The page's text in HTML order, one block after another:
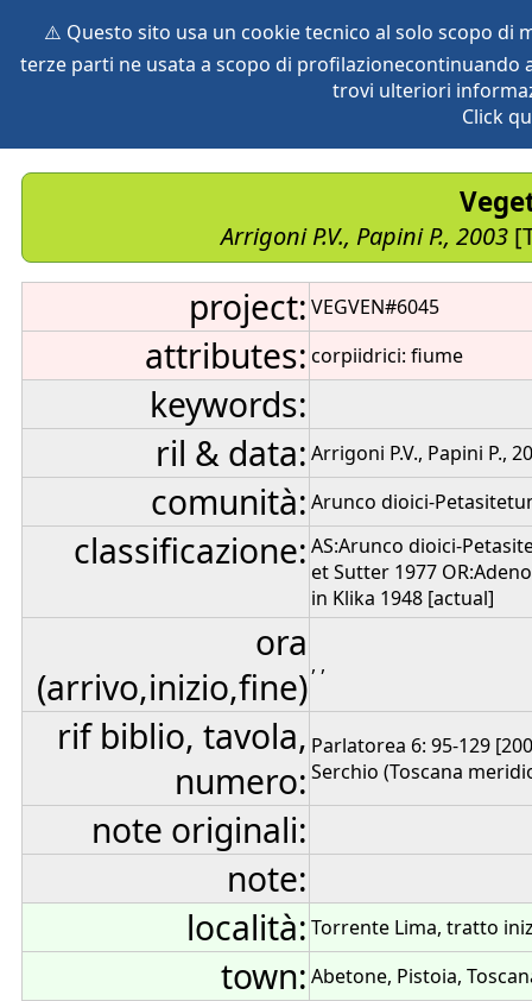
⚠️ Questo sito usa un cookie tecnico al solo scopo di
terze parti ne usata a scopo di
trovi ulteriori
Click
vegetation global db
Arrigoni P.V., Papini P., 2003
project: VEGVEN#6045
attributes: corpiidrici: fiume
keywords:
ril & data: Arrigoni P.V., Papini P.,
comunità: Arunco dioici-
classificazione: AS:Arunco dioici-
et Sutter 1977
in Klika 1948 [actual]
ora
(arrivo,inizio,fine), ,
rif biblio, tavola,
numero:
Parlatorea 6: 95-129
Serchio (Toscana
note originali:
note:
località: Torrente Lima, tratto
town: Abetone, Pistoia,